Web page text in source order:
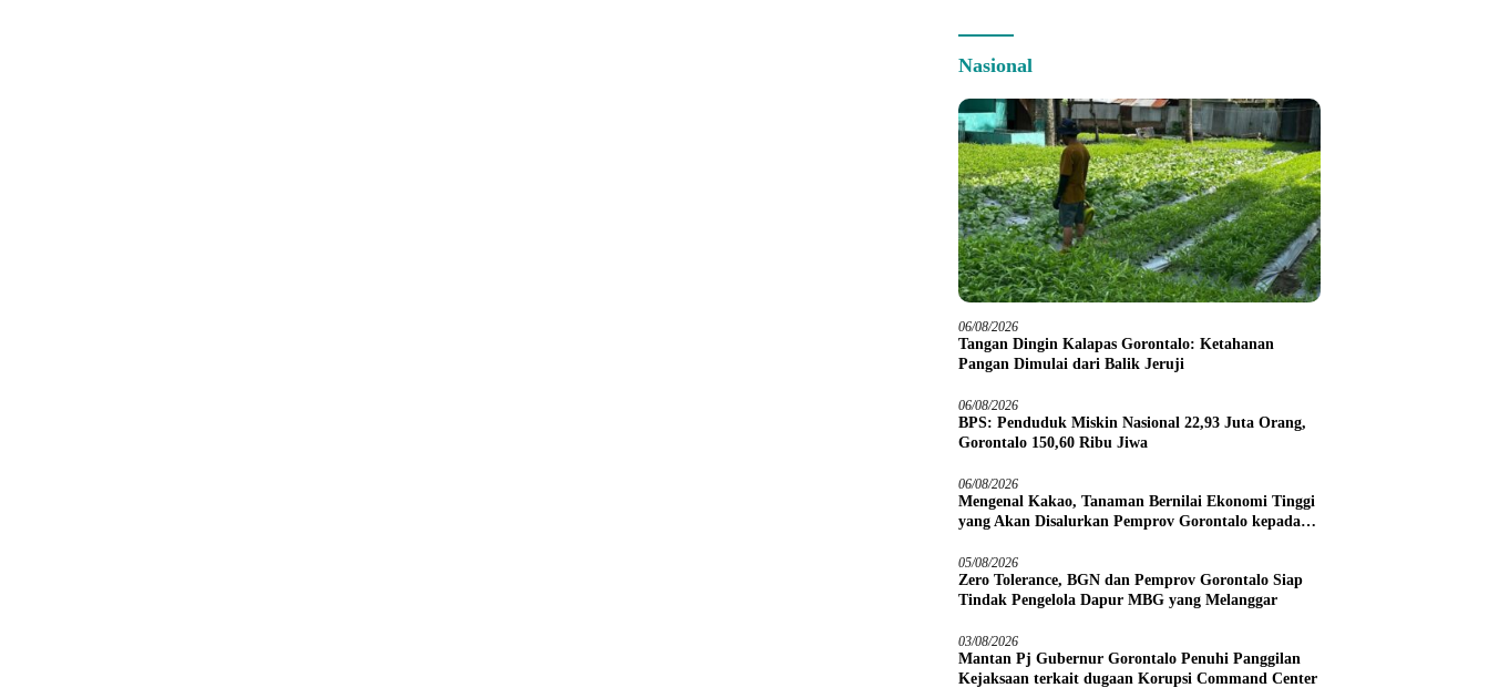
Nasional
06/08/2026
Tangan Dingin Kalapas Gorontalo: Ketahanan
Pangan Dimulai dari Balik Jeruji
06/08/2026
BPS: Penduduk Miskin Nasional 22,93 Juta Orang,
Gorontalo 150,60 Ribu Jiwa
06/08/2026
Mengenal Kakao, Tanaman Bernilai Ekonomi Tinggi
yang Akan Disalurkan Pemprov Gorontalo kepada
05/08/2026
Zero Tolerance, BGN dan Pemprov Gorontalo Siap
Tindak Pengelola Dapur MBG yang Melanggar
03/08/2026
Mantan Pj Gubernur Gorontalo Penuhi Panggilan
Kejaksaan terkait dugaan Korupsi Command Center